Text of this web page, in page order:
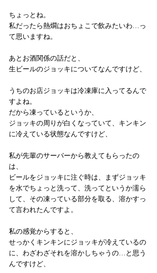
ちょっとね。
私だったら熱燗はおちょこで飲みたいわ…っ
て思いますね。
あとお酒関係の話だと、
生ビールのジョッキについてなんですけど、
うちのお店ジョッキは冷凍庫に入ってるんで
すよね。
だから凍っているというか、
ジョッキの周りが白くなっていて、キンキン
に冷えている状態なんですけど、
私が先輩のサーバーから教えてもらったの
は、
ビールをジョッキに注ぐ時は、まずジョッキ
を水でちょっと洗って、洗ってというか濡ら
して、その凍っている部分を取る、溶かすっ
て言われたんですよ。
私の感覚からすると、
せっかくキンキンにジョッキが冷えているの
に、わざわざそれを溶かしちゃうの…と思う
んですけど、